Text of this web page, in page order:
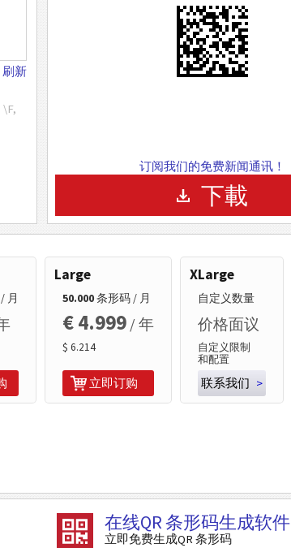
刷新
订阅我们的免费新闻通讯！
下載
月
Large
50.000条形码 / 月
€ 4.999 / 年
$ 6.214
立即订购
XLarge
自定义数量
价格面议
自定义限制
和配置
联系我们 >
在线QR 条形码生成软件
立即免费生成QR 条形码